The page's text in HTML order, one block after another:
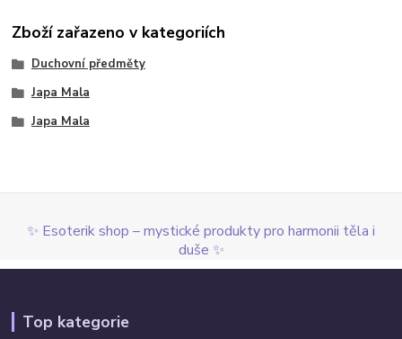
Zboží zařazeno v kategoriích
Duchovní předměty
Japa Mala
Japa Mala
✨ Esoterik shop – mystické produkty pro harmonii těla i
duše ✨
Top kategorie